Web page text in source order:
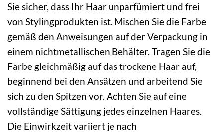
Sie sicher, dass Ihr Haar unparfümiert und frei
von Stylingprodukten ist. Mischen Sie die Farbe
gemäß den Anweisungen auf der Verpackung in
einem nichtmetallischen Behälter. Tragen Sie die
Farbe gleichmäßig auf das trockene Haar auf,
beginnend bei den Ansätzen und arbeitend Sie
sich zu den Spitzen vor. Achten Sie auf eine
vollständige Sättigung jedes einzelnen Haares.
Die Einwirkzeit variiert je nach